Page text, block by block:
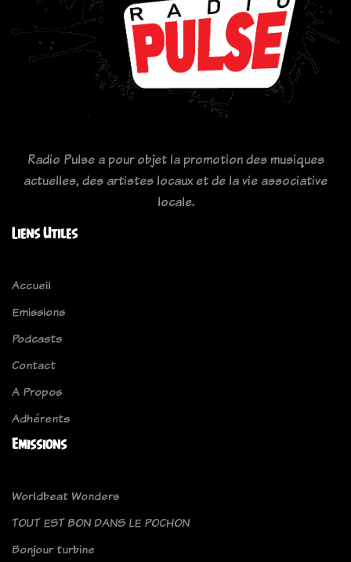
Radio Pulse a pour objet la promotion des musiques
actuelles, des artistes locaux et de la vie associative
locale.
Liens Utiles
Accueil
Emissions
Podcasts
Contact
A Propos
Adhérents
Emissions
Worldbeat Wonders
TOUT EST BON DANS LE POCHON
Bonjour turbine